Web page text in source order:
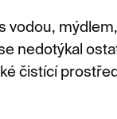
nedotýkal
čistící